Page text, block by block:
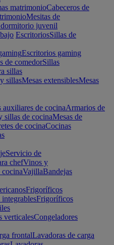
matrimonioCabeceros de
Mesitas de
juvenil
EscritoriosSillas de
Escritorios gaming
de comedorSillas
sillas
sillasMesas extensiblesMesas
auxiliares de cocinaArmarios de
sillas de cocinaMesas de
de cocinaCocinas
Servicio de
chefVinos y
VajillaBandejas
Frigoríficos
Frigoríficos
verticalesCongeladores
frontalLavadoras de carga